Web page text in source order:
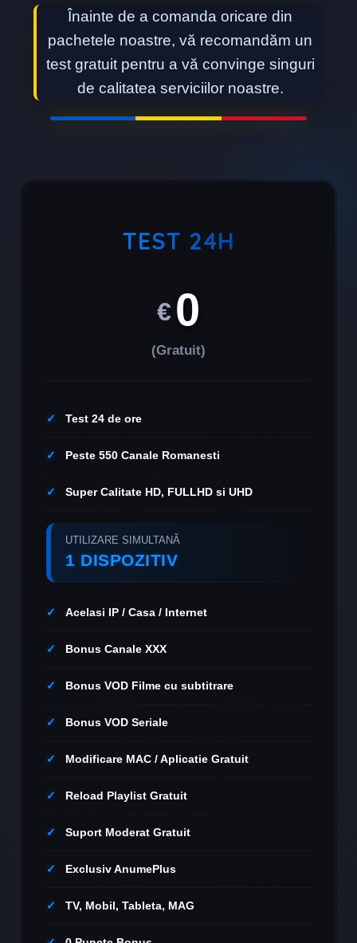
Înainte de a comanda oricare din
pachetele noastre, vă recomandăm un
test gratuit pentru a vă convinge singuri
de calitatea serviciilor noastre.
TEST 24H
€ 0
(Gratuit)
Test 24 de ore
Peste 550 Canale Romanesti
Super Calitate HD, FULLHD si UHD
UTILIZARE SIMULTANĂ
1 DISPOZITIV
Acelasi IP / Casa / Internet
Bonus Canale XXX
Bonus VOD Filme cu subtitrare
Bonus VOD Seriale
Modificare MAC / Aplicatie Gratuit
Reload Playlist Gratuit
Suport Moderat Gratuit
Exclusiv AnumePlus
TV, Mobil, Tableta, MAG